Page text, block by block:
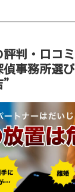
評判・口コ
事務所選
”